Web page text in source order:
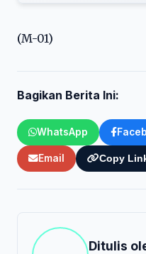
(M-01)
Bagikan Berita Ini:
WhatsApp
Email Copy
Ditulis